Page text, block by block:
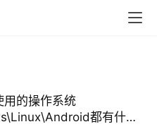
用的操作系统
都有什么